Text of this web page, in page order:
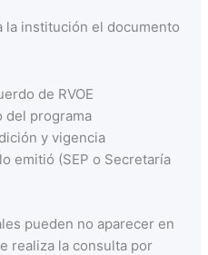
la institución el documento
de RVOE
del programa
y vigencia
emitió (SEP o Secretaría
pueden no aparecer en
realiza la consulta por